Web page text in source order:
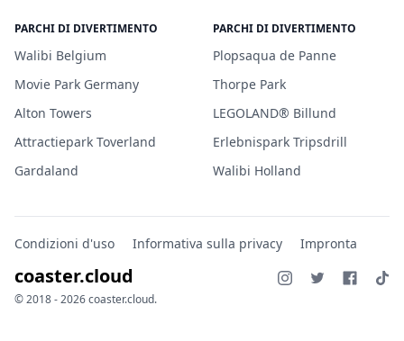
PARCHI DI DIVERTIMENTO
Walibi Belgium
Movie Park Germany
Alton Towers
Attractiepark Toverland
Gardaland
PARCHI DI DIVERTIMENTO
Plopsaqua de Panne
Thorpe Park
LEGOLAND® Billund
Erlebnispark Tripsdrill
Walibi Holland
Condizioni d'uso Informativa sulla privacy Impronta
coaster.cloud
© 2018 - 2026 coaster.cloud.